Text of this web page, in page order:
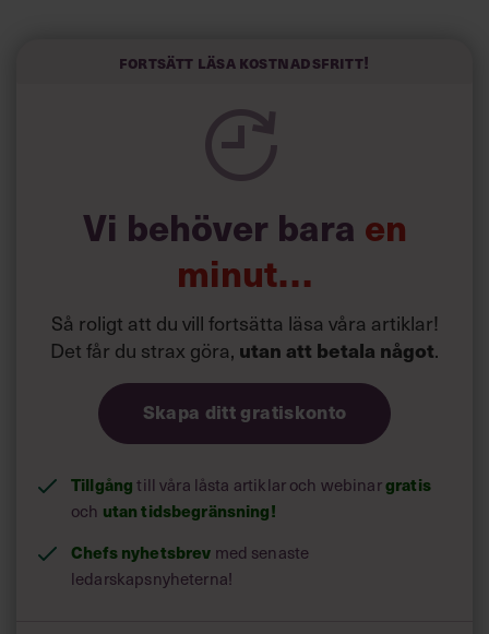
och höjt arbetsglädjen på Google:
Fortsätt läsa kostnadsfritt!
Vi behöver bara en
minut…
Så roligt att du vill fortsätta läsa våra artiklar!
Det får du strax göra, utan att betala något.
Skapa ditt gratiskonto
Tillgångtill våra låsta artiklar och webinargratis
och utan tidsbegränsning!
Chefs nyhetsbrev med senaste
ledarskapsnyheterna!